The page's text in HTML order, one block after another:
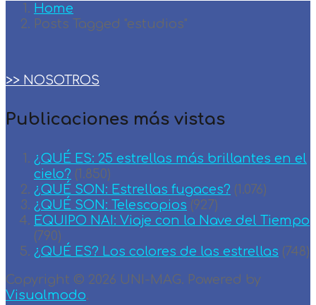
Home
Posts Tagged "estudios"
>> NOSOTROS
Publicaciones más vistas
¿QUÉ ES: 25 estrellas más brillantes en el
cielo? (1.850)
¿QUÉ SON: Estrellas fugaces? (1.076)
¿QUÉ SON: Telescopios (927)
EQUIPO NAI: Viaje con la Nave del Tiempo
(790)
¿QUÉ ES? Los colores de las estrellas (748)
Copyright © 2026 UNI-MAG. Powered by
Visualmodo.